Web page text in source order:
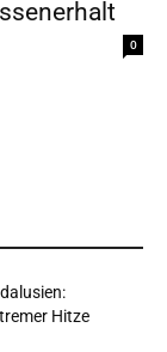
0
Hitze